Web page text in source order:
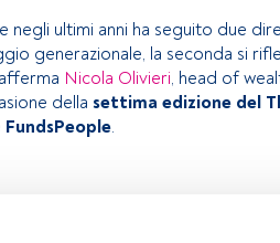
negli ultimi anni ha seguito due
generazionale, la seconda si
Nicola Olivieri, head of
della settima edizione del
FundsPeople.
per scoprire tutti i contenuti